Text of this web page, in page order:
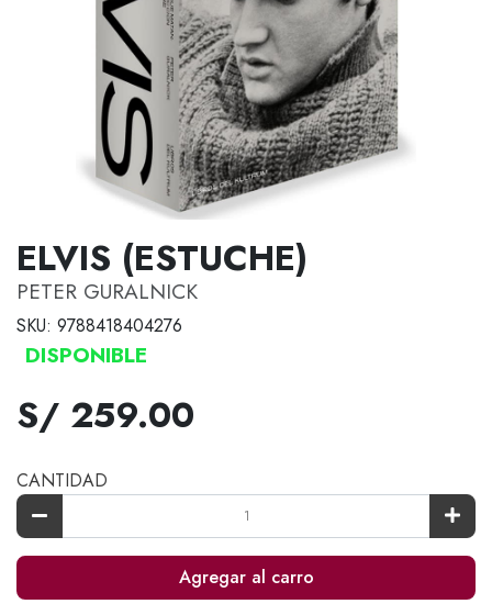
ELVIS (ESTUCHE)
PETER GURALNICK
SKU: 9788418404276
DISPONIBLE
S/ 259.00
CANTIDAD
Agregar al carro